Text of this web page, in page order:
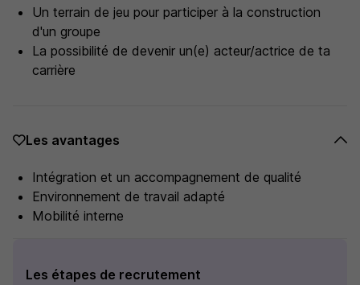
Un terrain de jeu pour participer à la construction
d'un groupe
La possibilité de devenir un(e) acteur/actrice de ta
carrière
Les avantages
Intégration et un accompagnement de qualité
Environnement de travail adapté
Mobilité interne
Les étapes de recrutement